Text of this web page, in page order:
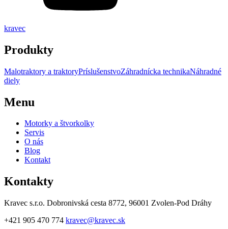
kravec
Produkty
Malotraktory a traktoryPríslušenstvoZáhradnícka technikaNáhradné
diely
Menu
Motorky a štvorkolky
Servis
O nás
Blog
Kontakt
Kontakty
Kravec s.r.o. Dobronivská cesta 8772, 96001 Zvolen-Pod Dráhy
+421 905 470 774 kravec@kravec.sk